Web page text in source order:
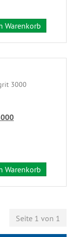
Warenkorb
Warenkorb
Seite 1 von 1